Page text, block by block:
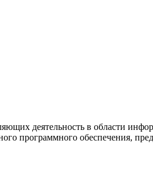
деятельность в области
программного обеспечения,